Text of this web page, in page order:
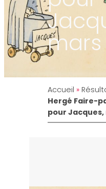
mars
Accueil »
Hergé Faire-
pour Jacques,